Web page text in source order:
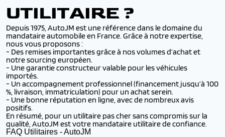
UTILITAIRE ?
Depuis 1975, AutoJM est une référence dans le domaine du
mandataire automobile en France. Grâce à notre expertise,
nous vous proposons :
- Des remises importantes grâce à nos volumes d’achat et
notre sourcing européen.
- Une garantie constructeur valable pour les véhicules
importés.
- Un accompagnement professionnel (financement jusqu’à 100
%, livraison, immatriculation) pour un achat serein.
- Une bonne réputation en ligne, avec de nombreux avis
positifs.
En résumé, pour un utilitaire pas cher sans compromis sur la
qualité, AutoJM est votre mandataire utilitaire de confiance.
FAQ Utilitaires - AutoJM